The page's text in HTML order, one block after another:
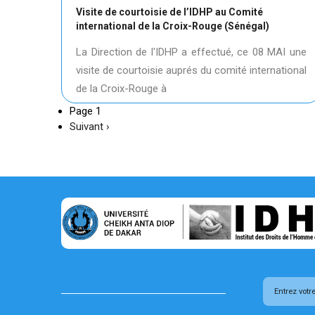
Visite de courtoisie de l’IDHP au Comité
international de la Croix-Rouge (Sénégal)
La Direction de l'IDHP a effectué, ce 08 MAI une
visite de courtoisie auprés du comité international
de la Croix-Rouge à
Page 1
Page
Suivant ›